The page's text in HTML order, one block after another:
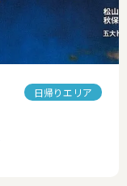
日帰りエリア